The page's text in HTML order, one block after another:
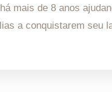
mais de 8 anos
a conquistarem seu